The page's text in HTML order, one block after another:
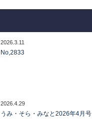
2026.3.11
No,2833
2026.4.29
うみ・そら・みなと2026年4月号